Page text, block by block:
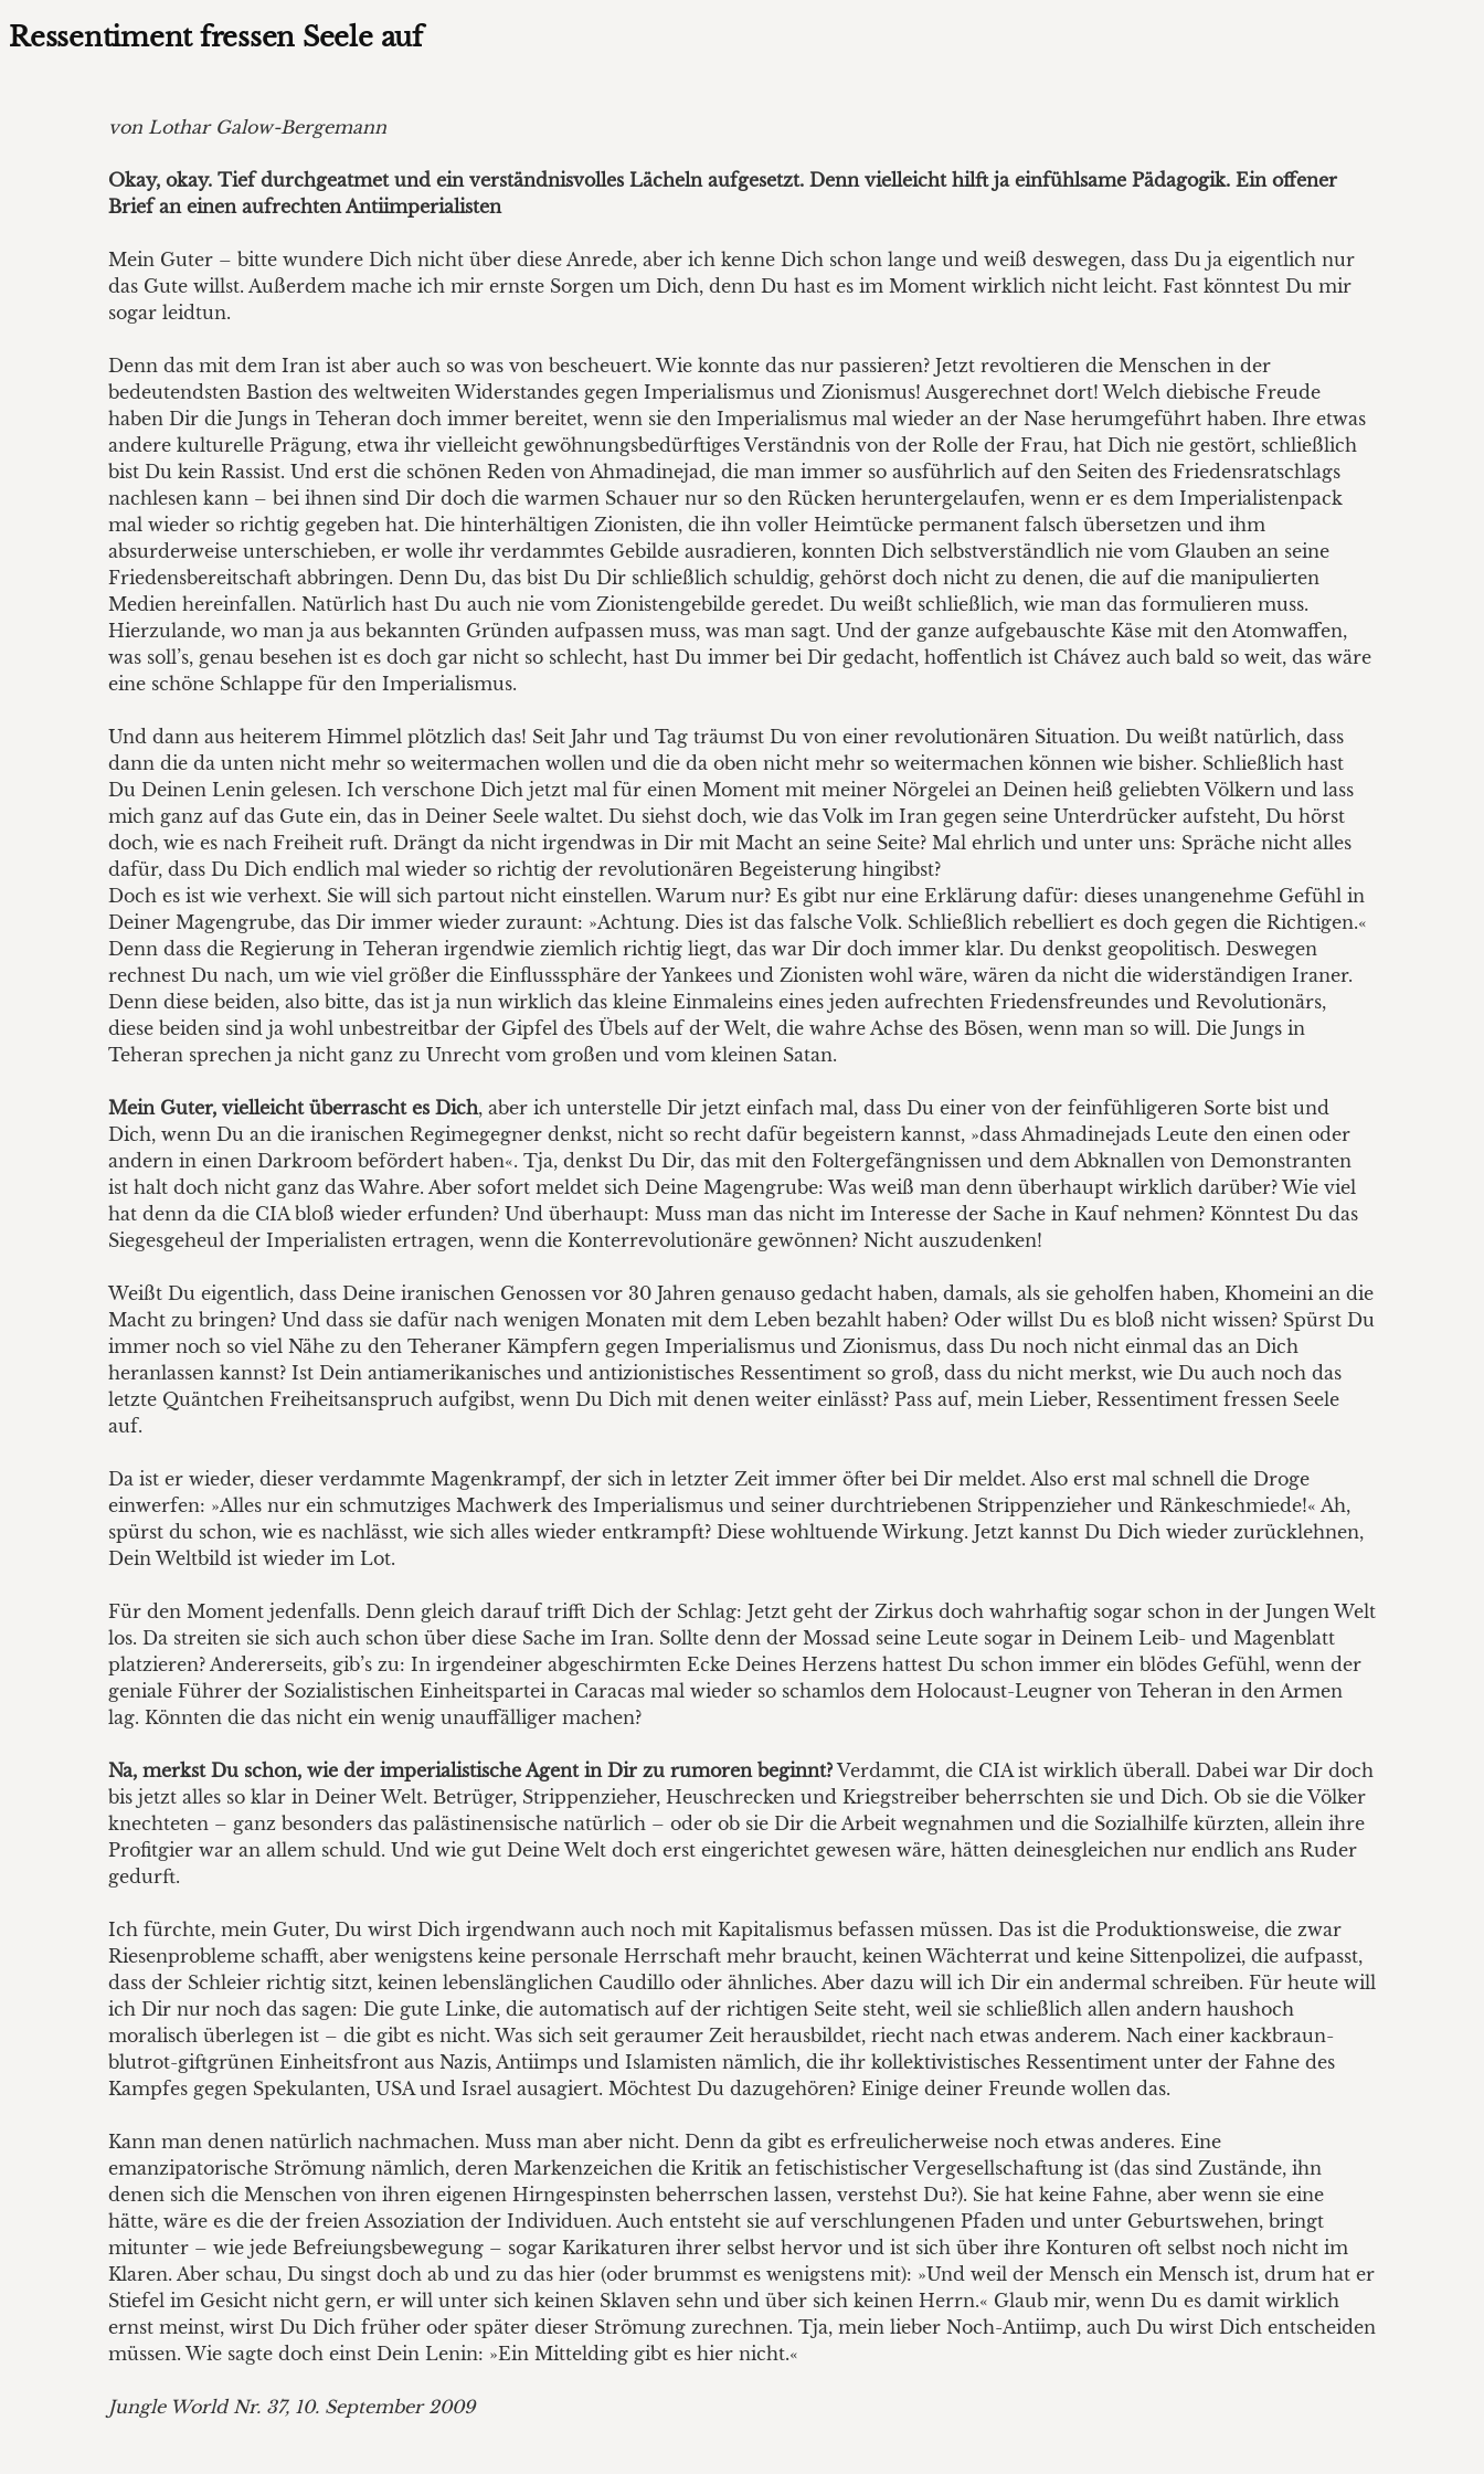
Ressentiment fressen Seele auf
von Lothar Galow-Bergemann
Okay, okay. Tief durchgeatmet und ein verständnisvolles Lächeln aufgesetzt. Denn vielleicht hilft ja einfühlsame Pädagogik. Ein offener
Brief an einen aufrechten Antiimperialisten
Mein Guter – bitte wundere Dich nicht über diese Anrede, aber ich kenne Dich schon lange und weiß deswegen, dass Du ja eigentlich nur
das Gute willst. Außerdem mache ich mir ernste Sorgen um Dich, denn Du hast es im Moment wirklich nicht leicht. Fast könntest Du mir
sogar leidtun.
Denn das mit dem Iran ist aber auch so was von bescheuert. Wie konnte das nur passieren? Jetzt revoltieren die Menschen in der
bedeutendsten Bastion des weltweiten Widerstandes gegen Imperialismus und Zionismus! Ausgerechnet dort! Welch diebische Freude
haben Dir die Jungs in Teheran doch immer bereitet, wenn sie den Imperialismus mal wieder an der Nase herumgeführt haben. Ihre etwas
andere kulturelle Prägung, etwa ihr vielleicht gewöhnungsbedürftiges Verständnis von der Rolle der Frau, hat Dich nie gestört, schließlich
bist Du kein Rassist. Und erst die schönen Reden von Ahmadinejad, die man immer so ausführlich auf den Seiten des Friedensratschlags
nachlesen kann – bei ihnen sind Dir doch die warmen Schauer nur so den Rücken heruntergelaufen, wenn er es dem Imperialistenpack
mal wieder so richtig gegeben hat. Die hinterhältigen Zionisten, die ihn voller Heimtücke permanent falsch übersetzen und ihm
absurderweise unterschieben, er wolle ihr verdammtes Gebilde ausradieren, konnten Dich selbstverständlich nie vom Glauben an seine
Friedensbereitschaft abbringen. Denn Du, das bist Du Dir schließlich schuldig, gehörst doch nicht zu denen, die auf die manipulierten
Medien hereinfallen. Natürlich hast Du auch nie vom Zionistengebilde ge­redet. Du weißt schließlich, wie man das formulieren muss.
Hierzulande, wo man ja aus bekannten Gründen aufpassen muss, was man sagt. Und der ganze aufgebauschte Käse mit den Atomwaffen,
was soll’s, genau besehen ist es doch gar nicht so schlecht, hast Du immer bei Dir gedacht, hoffentlich ist Chávez auch bald so weit, das wäre
eine schöne Schlappe für den Imperialismus.
Und dann aus heiterem Himmel plötzlich das! Seit Jahr und Tag träumst Du von einer revolutionären Situation. Du weißt natürlich, dass
dann die da unten nicht mehr so weitermachen wollen und die da oben nicht mehr so weitermachen können wie bisher. Schließlich hast
Du Deinen Lenin gelesen. Ich verschone Dich jetzt mal für einen Moment mit meiner Nörgelei an Deinen heiß geliebten Völkern und lass
mich ganz auf das Gute ein, das in Deiner Seele waltet. Du siehst doch, wie das Volk im Iran gegen seine Unterdrücker aufsteht, Du hörst
doch, wie es nach Freiheit ruft. Drängt da nicht irgendwas in Dir mit Macht an seine Seite? Mal ehrlich und unter uns: Spräche nicht alles
dafür, dass Du Dich endlich mal wieder so richtig der revolutionären Begeisterung hingibst?
Doch es ist wie verhext. Sie will sich partout nicht einstellen. Warum nur? Es gibt nur eine Erklärung dafür: dieses unangenehme Gefühl in
Deiner Magengrube, das Dir immer wieder zuraunt: »Achtung. Dies ist das falsche Volk. Schließlich rebelliert es doch gegen die Richtigen.«
Denn dass die Regierung in Teheran irgendwie ziemlich richtig liegt, das war Dir doch immer klar. Du denkst geopolitisch. Deswegen
rechnest Du nach, um wie viel größer die Einflusssphäre der Yankees und Zionisten wohl wäre, wären da nicht die widerständigen Iraner.
Denn diese beiden, also bitte, das ist ja nun wirklich das kleine Einmaleins eines jeden aufrechten Friedensfreundes und Revolutionärs,
diese beiden sind ja wohl unbestreitbar der Gipfel des Übels auf der Welt, die wahre Achse des Bösen, wenn man so will. Die Jungs in
Teheran sprechen ja nicht ganz zu Unrecht vom großen und vom kleinen Satan.
Mein Guter, vielleicht überrascht es Dich, aber ich unterstelle Dir jetzt einfach mal, dass Du einer von der feinfühligeren Sorte bist und
Dich, wenn Du an die iranischen Regimegegner denkst, nicht so recht dafür begeistern kannst, »dass Ahmadinejads Leute den einen oder
andern in einen Darkroom befördert haben«. Tja, denkst Du Dir, das mit den Foltergefängnissen und dem Abknallen von Demonstranten
ist halt doch nicht ganz das Wahre. Aber sofort meldet sich Deine Magengrube: Was weiß man denn überhaupt wirklich darüber? Wie viel
hat denn da die CIA bloß wieder erfunden? Und überhaupt: Muss man das nicht im Interesse der Sache in Kauf nehmen? Könntest Du das
Siegesgeheul der Imperialisten ertragen, wenn die Konterrevolutionäre gewönnen? Nicht auszudenken!
Weißt Du eigentlich, dass Deine iranischen Genossen vor 30 Jahren genauso gedacht haben, damals, als sie geholfen haben, Khomeini an die
Macht zu bringen? Und dass sie dafür nach wenigen Monaten mit dem Leben bezahlt haben? Oder willst Du es bloß nicht wissen? Spürst Du
immer noch so viel Nähe zu den Teheraner Kämpfern gegen Imperialismus und Zionismus, dass Du noch nicht einmal das an Dich
heranlassen kannst? Ist Dein antiamerikanisches und antizionistisches Ressentiment so groß, dass du nicht merkst, wie Du auch noch das
letzte Quäntchen Freiheitsanspruch aufgibst, wenn Du Dich mit denen weiter einlässt? Pass auf, mein Lieber, Ressentiment fressen Seele
auf.
Da ist er wieder, dieser verdammte Magenkrampf, der sich in letzter Zeit immer öfter bei Dir meldet. Also erst mal schnell die Droge
einwerfen: »Alles nur ein schmutziges Machwerk des Imperialismus und seiner durchtriebenen Strippenzieher und Ränkeschmiede!« Ah,
spürst du schon, wie es nachlässt, wie sich alles wieder entkrampft? Diese wohltuende Wirkung. Jetzt kannst Du Dich wieder zurücklehnen,
Dein Weltbild ist wieder im Lot.
Für den Moment jedenfalls. Denn gleich darauf trifft Dich der Schlag: Jetzt geht der Zirkus doch wahrhaftig sogar schon in der Jungen Welt
los. Da streiten sie sich auch schon über diese Sache im Iran. Sollte denn der Mossad seine Leute sogar in Deinem Leib- und Magenblatt
platzieren? Andererseits, gib’s zu: In irgendeiner abgeschirmten Ecke Deines Herzens hattest Du schon immer ein blödes Gefühl, wenn der
geniale Führer der Sozialistischen Einheitspartei in Caracas mal wieder so schamlos dem Holocaust-Leugner von Teheran in den Armen
lag. Könnten die das nicht ein wenig unauffälliger machen?
Na, merkst Du schon, wie der imperialistische Agent in Dir zu rumoren beginnt?Verdammt, die CIA ist wirklich überall. Dabei war Dir doch
bis jetzt alles so klar in Deiner Welt. Betrüger, Strippenzieher, Heuschrecken und Kriegstreiber beherrschten sie und Dich. Ob sie die Völker
knechteten – ganz besonders das palästinensische natürlich – oder ob sie Dir die Arbeit wegnahmen und die Sozialhilfe kürzten, allein ihre
Profitgier war an allem schuld. Und wie gut Deine Welt doch erst eingerichtet gewesen wäre, hätten deinesgleichen nur endlich ans Ruder
gedurft.
Ich fürchte, mein Guter, Du wirst Dich irgendwann auch noch mit Kapitalismus befassen müssen. Das ist die Produktionsweise, die zwar
Riesenprobleme schafft, aber wenigstens keine personale Herrschaft mehr braucht, keinen Wächterrat und keine Sittenpolizei, die aufpasst,
dass der Schleier richtig sitzt, keinen lebenslänglichen Caudillo oder ähnliches. Aber dazu will ich Dir ein andermal schreiben. Für heute will
ich Dir nur noch das sagen: Die gute Linke, die automatisch auf der richtigen Seite steht, weil sie schließlich allen andern haushoch
moralisch überlegen ist – die gibt es nicht. Was sich seit geraumer Zeit herausbildet, riecht nach etwas anderem. Nach einer kackbraun-
blutrot-giftgrünen Einheitsfront aus Nazis, Antiimps und Islamisten nämlich, die ihr kollektivistisches Ressentiment unter der Fahne des
Kampfes gegen Spekulanten, USA und Israel ausagiert. Möchtest Du dazugehören? Einige deiner Freunde wollen das.
Kann man denen natürlich nachmachen. Muss man aber nicht. Denn da gibt es erfreulicherweise noch etwas anderes. Eine
emanzipatorische Strömung nämlich, deren Markenzeichen die Kritik an fetischistischer Vergesellschaftung ist (das sind Zustände, ihn
denen sich die Menschen von ihren eigenen Hirngespinsten beherrschen lassen, verstehst Du?). Sie hat keine Fahne, aber wenn sie eine
hätte, wäre es die der freien As­soziation der Individuen. Auch entsteht sie auf verschlungenen Pfaden und unter Geburtswehen, bringt
mitunter – wie jede Befreiungsbewegung – sogar Karikaturen ihrer selbst hervor und ist sich über ihre Konturen oft selbst noch nicht im
Klaren. Aber schau, Du singst doch ab und zu das hier (oder brummst es wenigstens mit): »Und weil der Mensch ein Mensch ist, drum hat er
Stiefel im Gesicht nicht gern, er will unter sich keinen Sklaven sehn und über sich keinen Herrn.« Glaub mir, wenn Du es damit wirklich
ernst meinst, wirst Du Dich früher oder später dieser Strömung zurechnen. Tja, mein lieber Noch-Antiimp, auch Du wirst Dich entscheiden
müssen. Wie sagte doch einst Dein Lenin: »Ein Mittelding gibt es hier nicht.«
Jungle World Nr. 37, 10. September 2009